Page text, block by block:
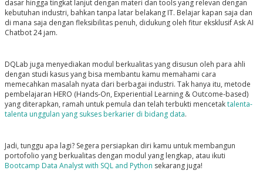
dasar hingga tingkat lanjut dengan materi dan tools yang relevan dengan
kebutuhan industri, bahkan tanpa latar belakang IT. Belajar kapan saja dan
di mana saja dengan fleksibilitas penuh, didukung oleh fitur eksklusif Ask AI
Chatbot 24 jam.
DQLab juga menyediakan modul berkualitas yang disusun oleh para ahli
dengan studi kasus yang bisa membantu kamu memahami cara
memecahkan masalah nyata dari berbagai industri. Tak hanya itu, metode
pembelajaran HERO (Hands-On, Experiential Learning & Outcome-based)
yang diterapkan, ramah untuk pemula dan telah terbukti mencetaktalenta-
talenta unggulan yang sukses berkarier di bidang data.
Jadi, tunggu apa lagi? Segera persiapkan diri kamu untuk membangun
portofolio yang berkualitas dengan modul yang lengkap, atau ikuti
Bootcamp Data Analyst with SQL and Python sekarang juga!